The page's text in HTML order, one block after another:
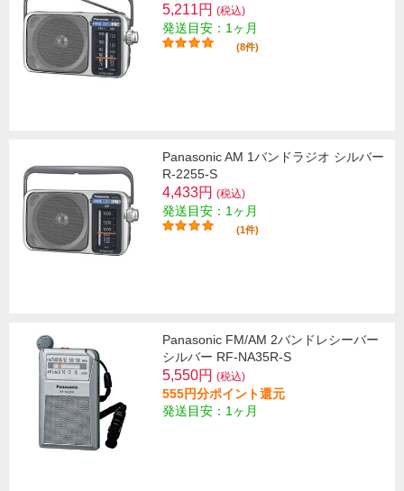
5,211円 (税込)
発送目安：1ヶ月
(8件)
Panasonic AM 1バンドラジオ シルバー
R-2255-S
4,433円 (税込)
発送目安：1ヶ月
(1件)
Panasonic FM/AM 2バンドレシーバー
シルバー RF-NA35R-S
5,550円 (税込)
555円分ポイント還元
発送目安：1ヶ月